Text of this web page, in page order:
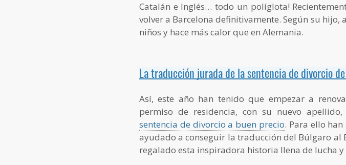
Catalán e Inglés… todo un políglota!
volver a Barcelona definitivamente. Según su
niños y hace más calor que en Alemania.
La traducción jurada de la sentencia de divorcio
Así, este año han tenido que empezar a
permiso de residencia, con su nuevo
sentencia de divorcio a buen precio. Para ello
ayudado a conseguir la traducción del Búlgaro al
regalado esta inspiradora historia llena de lucha y